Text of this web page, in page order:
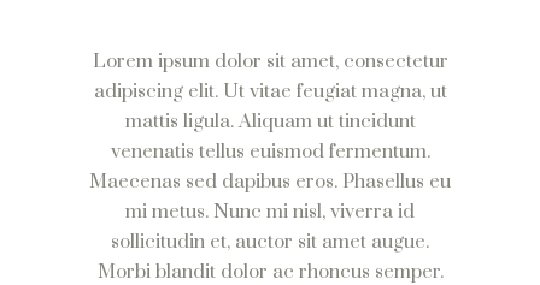
Lorem ipsum dolor sit amet, consectetur
adipiscing elit. Ut vitae feugiat magna, ut
mattis ligula. Aliquam ut tincidunt
venenatis tellus euismod fermentum.
Maecenas sed dapibus eros. Phasellus eu
mi metus. Nunc mi nisl, viverra id
sollicitudin et, auctor sit amet augue.
Morbi blandit dolor ac rhoncus semper.